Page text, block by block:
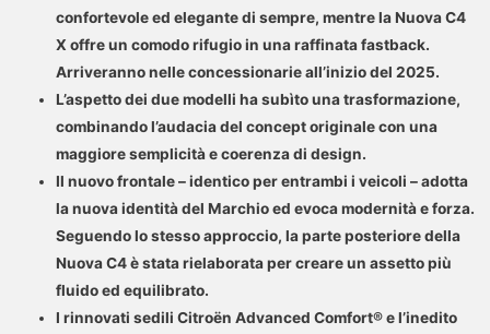
confortevole ed elegante di sempre, mentre la Nuova C4
X offre un comodo rifugio in una raffinata fastback.
Arriveranno nelle concessionarie all’inizio del 2025.
L’aspetto dei due modelli ha subìto una trasformazione,
combinando l’audacia del concept originale con una
maggiore semplicità e coerenza di design.
Il nuovo frontale – identico per entrambi i veicoli – adotta
la nuova identità del Marchio ed evoca modernità e forza.
Seguendo lo stesso approccio, la parte posteriore della
Nuova C4 è stata rielaborata per creare un assetto più
fluido ed equilibrato.
I rinnovati sedili Citroën Advanced Comfort® e l’inedito